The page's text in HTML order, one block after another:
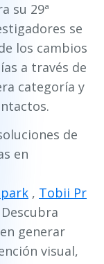
su 29ª
se
los cambios
a través de
categoría y
de
en
, Tobii Pr
Descubra
generar
visual,